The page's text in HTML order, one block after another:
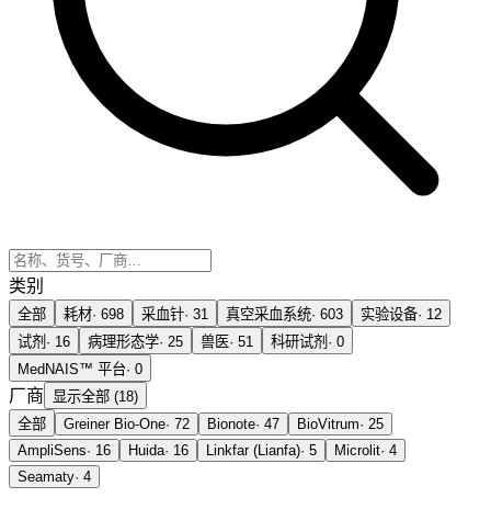
类别
全部 耗材· 698 采血针· 31 真空采血系统· 603 实验设备· 12
试剂 · 16 病理形态学· 25 兽医· 51 科研试剂 · 0
MedNAIS™ 平台· 0
厂商
显示全部 (18)
全部
Greiner Bio-One· 72 Bionote· 47 BioVitrum· 25
AmpliSens· 16 Huida· 16 Linkfar (Lianfa)· 5 Microlit· 4
Seamaty· 4